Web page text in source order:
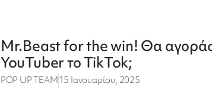
Mr.Beast for the win! Θα
YouTuber το TikTok;
POP UP TEAM15 Ιανουαρίου, 2025